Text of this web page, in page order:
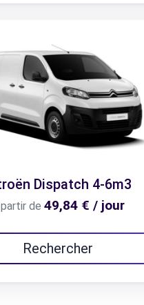
Dispatch 4-6m3
de 49,84 € / jour
Rechercher